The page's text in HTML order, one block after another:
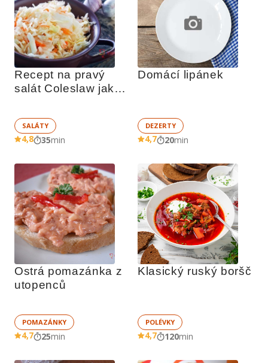
Recept na pravý
salát Coleslaw jako
SALÁTY
4,8 35min
Domácí lipánek
DEZERTY
4,7 20min
Ostrá pomazánka z
utopenců
POMAZÁNKY
4,7 25min
Klasický ruský boršč
POLÉVKY
4,7 120min